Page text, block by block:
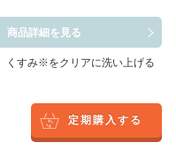
商品詳細を見る
くすみ※をクリアに洗い上げる
定期購入する